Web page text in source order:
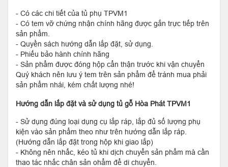
- Có các chi tiết của tủ phụ TPVM1
- Có tem vỡ chứng nhận chính hãng được gắn trực tiếp trên
sản phẩm.
- Quyền sách hướng dẫn lắp đặt, sử dụng.
- Phiếu bảo hành chính hãng
- Sản phẩm được đóng hộp cẩn thận trước khi vận chuyển
Quý khách nên lưu ý tem trên sản phẩm để tránh mua phải
sản phẩm nhái, kém chất lượng nhé!
Hướng dẫn lắp đặt và sử dụng tủ gỗ Hòa Phát TPVM1
- Sử dụng đúng loại dụng cụ lắp ráp, lắp đủ số lượng phụ
kiện vào sản phẩm theo như trên hướng dẫn lắp ráp.
(Hướng dẫn lắp đặt trong hộp khi giao lắp)
- Không nên nhấc, kéo tủ khi dịch chuyển sản phẩm mà cần
thao tác nhấc chân sản ohẩm để di chuyển.